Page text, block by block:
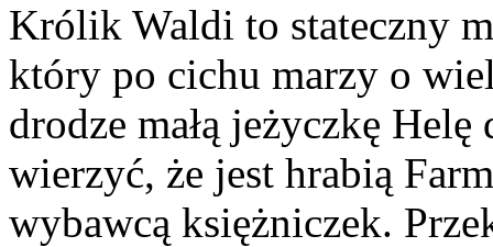
Królik Waldi to stateczny
który po cichu marzy o
drodze małą jeżyczkę
wierzyć, że jest hrabią
wybawcą księżniczek.